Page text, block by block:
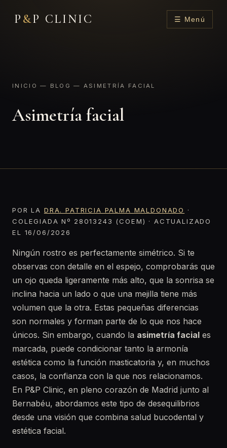
P &P CLINIC ☰ Menú
INICIO — BLOG — ASIMETRÍA FACIAL
Asimetría facial
POR LA DRA. PATRICIA PALMA MALDONADO
·
COLEGIADA Nº 28013243 (COEM) · ACTUALIZADO
EL 16/06/2026
Ningún rostro es perfectamente simétrico. Si te
observas con detalle en el espejo, comprobarás que
un ojo queda ligeramente más alto, que la sonrisa se
inclina hacia un lado o que una mejilla tiene más
volumen que la otra. Estas pequeñas diferencias
son normales y forman parte de lo que nos hace
únicos. Sin embargo, cuando la asimetría facial es
marcada, puede condicionar tanto la armonía
estética como la función masticatoria y, en muchos
casos, la confianza con la que nos relacionamos.
En P&P Clinic, en pleno corazón de Madrid junto al
Bernabéu, abordamos este tipo de desequilibrios
desde una visión que combina salud bucodental y
estética facial.